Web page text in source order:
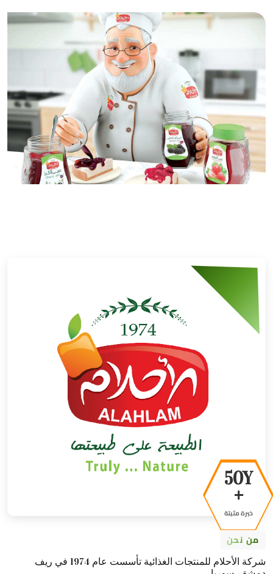
50Y
+
خبرة مثبتة
من نحن
شركة الأحلام للمنتجات الغذائية تأسست عام 1974 في ريف